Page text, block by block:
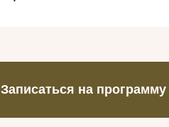
Записаться на программу